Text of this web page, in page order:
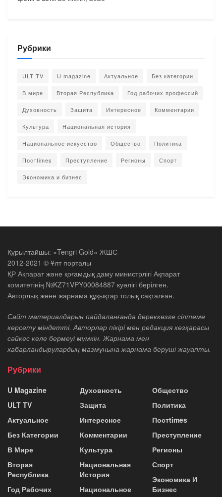
Рубрики
ULT TV U magazine Актуальное Без категории
В мире Вторая Республика Год рабочих профессий
Духовность Защита Интересное Комментарии
Культура Национальная история
Национальное искусство Общество Политика
Постtimes Преступление Регионы Спорт
Экономика и бизнес
Құрылтайшы: «Tengri Gold» ЖШС
2012-2021 © Ұлт порталы
ҚР Ақпарат және қоғамдық даму министрлігі Ақпарат
комитетінің №KZ71VPY00084887 куәлігі берілген.
Авторлық және жарнама құқықтар толық сақталған.
Сайт материалдарын пайдаланғанда дереккөзге сілтеме
көрсету міндетті. Авторлар пікірі мен редакция көзқарасы
сәйкес келе бермеуі мүмкін. Жарнама мен
хабарландырулардың мазмұнына жарнама беруші жауапты.
Рубрики
U Magazine
ULT TV
Актуальное
Без Категории
В Мире
Вторая
Республика
Год Рабочих
Духовность
Защита
Интересное
Комментарии
Культура
Национальная
История
Национальное
Общество
Политика
Постtimes
Преступление
Регионы
Спорт
Экономика И
Бизнес